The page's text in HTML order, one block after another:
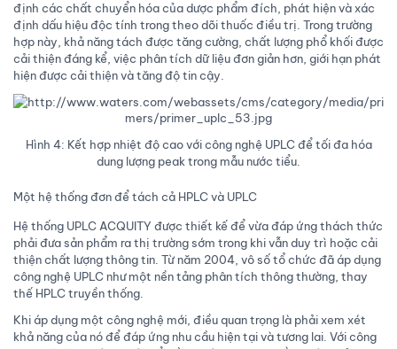
định các chất chuyển hóa của dược phẩm đích, phát hiện và xác
định dấu hiệu độc tính trong theo dõi thuốc điều trị. Trong trường
hợp này, khả năng tách được tăng cường, chất lượng phổ khối được
cải thiện đáng kể, việc phân tích dữ liệu đơn giản hơn, giới hạn phát
hiện được cải thiện và tăng độ tin cậy.
Hình 4: Kết hợp nhiệt độ cao với công nghệ UPLC để tối đa hóa
dung lượng peak trong mẫu nước tiểu.
Một hệ thống đơn để tách cả HPLC và UPLC
Hệ thống UPLC ACQUITY được thiết kế để vừa đáp ứng thách thức
phải đưa sản phẩm ra thị trường sớm trong khi vẫn duy trì hoặc cải
thiện chất lượng thông tin. Từ năm 2004, vô số tổ chức đã áp dụng
công nghệ UPLC như một nền tảng phân tích thông thường, thay
thế HPLC truyền thống.
Khi áp dụng một công nghệ mới, điều quan trọng là phải xem xét
khả năng của nó để đáp ứng nhu cầu hiện tại và tương lai. Với công